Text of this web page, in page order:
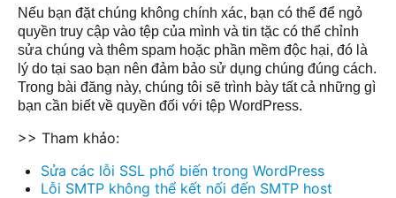
Nếu bạn đặt chúng không chính xác, bạn có thể để ngỏ
quyền truy cập vào tệp của mình và tin tặc có thể chỉnh
sửa chúng và thêm spam hoặc phần mềm độc hại, đó là
lý do tại sao bạn nên đảm bảo sử dụng chúng đúng cách.
Trong bài đăng này, chúng tôi sẽ trình bày tất cả những gì
bạn cần biết về quyền đối với tệp WordPress.
>> Tham khảo:
Sửa các lỗi SSL phổ biến trong WordPress
Lỗi SMTP không thể kết nối đến SMTP host